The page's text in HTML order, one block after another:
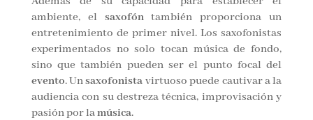
ambiente, el saxofóntambién proporciona un
entretenimiento de primer nivel. Los saxofonistas
experimentados no solo tocan música de fondo,
sino que también pueden ser el punto focal del
evento. Unsaxofonista virtuoso puede cautivar a la
audiencia con su destreza técnica, improvisación y
pasión por lamúsica.